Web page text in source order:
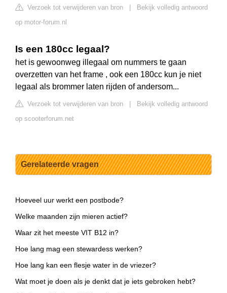
Verzoek tot verwijderen van bron
Bekijk volledig antwoord
op motor-forum.nl
Is een 180cc legaal?
het is gewoonweg illegaal om nummers te gaan
overzetten van het frame , ook een 180cc kun je niet
legaal als brommer laten rijden of andersom...
Verzoek tot verwijderen van bron
Bekijk volledig antwoord
op scooterforum.net
Gerelateerde vragen
Hoeveel uur werkt een postbode?
Welke maanden zijn mieren actief?
Waar zit het meeste VIT B12 in?
Hoe lang mag een stewardess werken?
Hoe lang kan een flesje water in de vriezer?
Wat moet je doen als je denkt dat je iets gebroken hebt?